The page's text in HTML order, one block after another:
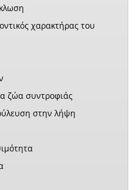
χαρακτήρας του
ζώα συντροφιάς
στην λήψη